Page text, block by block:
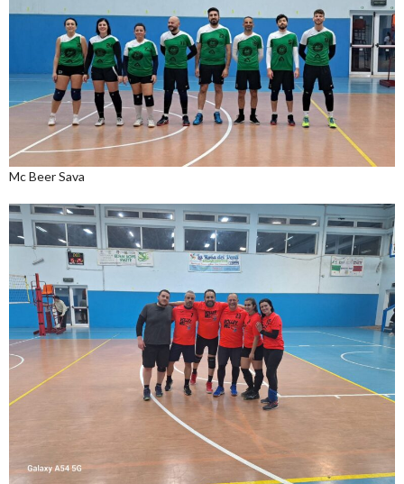
Mc Beer Sava